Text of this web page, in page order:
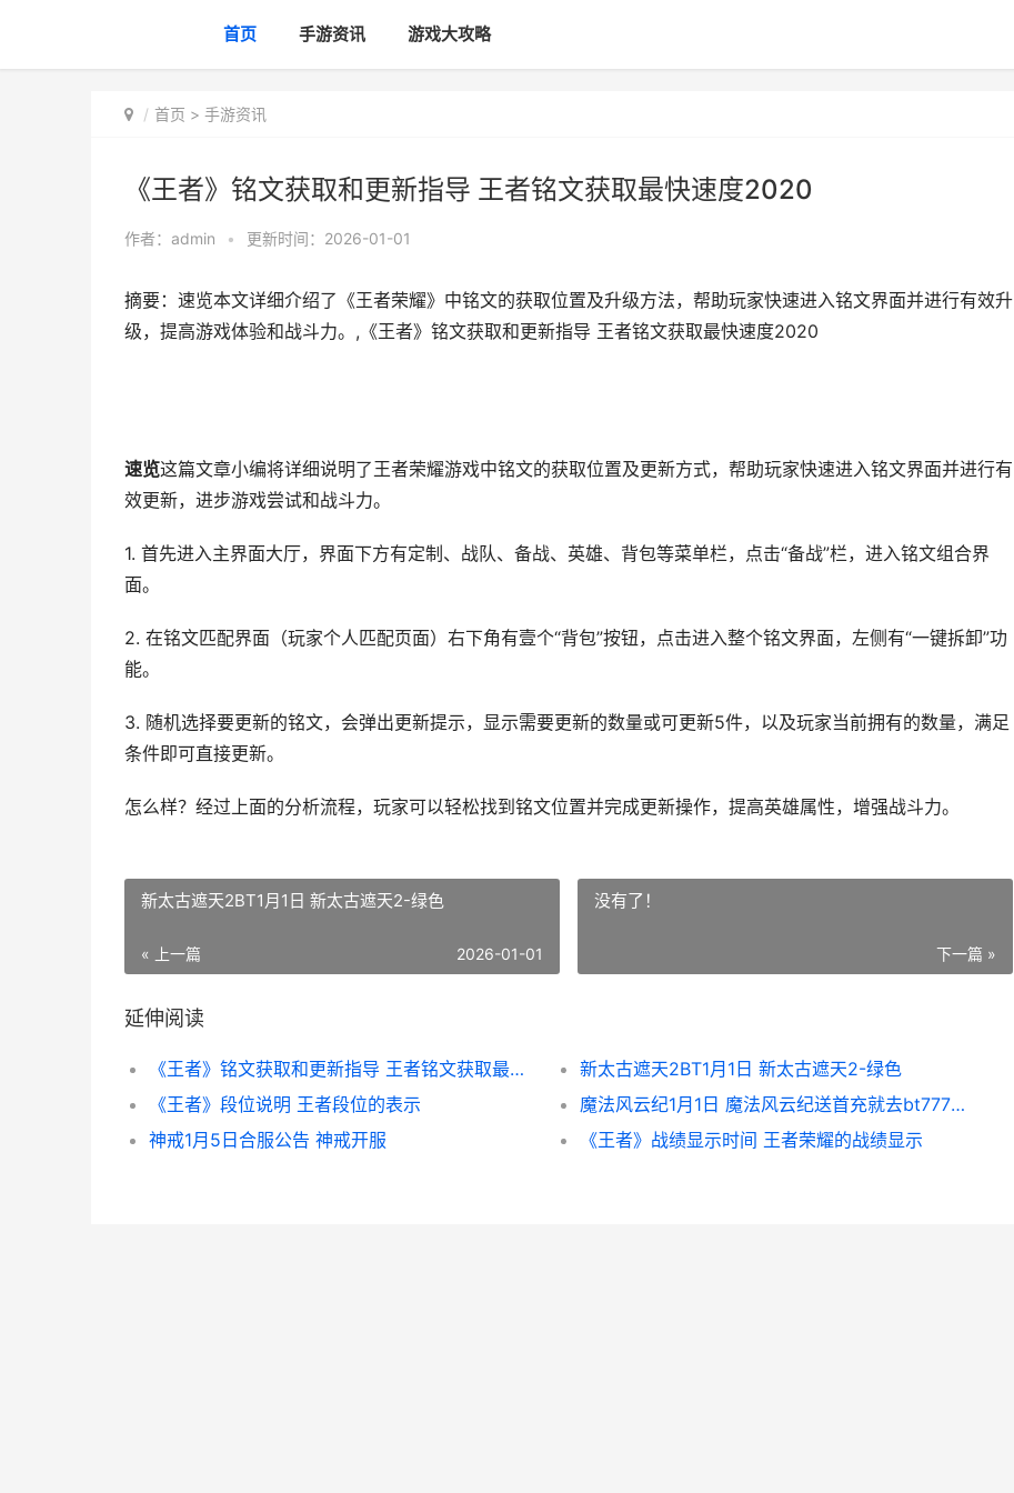
首页 手游资讯 游戏大攻略
首页 > 手游资讯
《王者》铭文获取和更新指导 王者铭文获取最快速度2020
作者： admin • 更新时间：2026-01-01
摘要：速览本文详细介绍了《王者荣耀》中铭文的获取位置及升级方法，帮助玩家快速进入铭文界面并进行有效升
级，提高游戏体验和战斗力。,《王者》铭文获取和更新指导 王者铭文获取最快速度2020
速览这篇文章小编将详细说明了王者荣耀游戏中铭文的获取位置及更新方式，帮助玩家快速进入铭文界面并进行有
效更新，进步游戏尝试和战斗力。
1. 首先进入主界面大厅，界面下方有定制、战队、备战、英雄、背包等菜单栏，点击“备战”栏，进入铭文组合界
面。
2. 在铭文匹配界面（玩家个人匹配页面）右下角有壹个“背包”按钮，点击进入整个铭文界面，左侧有“一键拆卸”功
能。
3. 随机选择要更新的铭文，会弹出更新提示，显示需要更新的数量或可更新5件，以及玩家当前拥有的数量，满足
条件即可直接更新。
怎么样？经过上面的分析流程，玩家可以轻松找到铭文位置并完成更新操作，提高英雄属性，增强战斗力。
新太古遮天2BT1月1日 新太古遮天2-绿色
« 上一篇 2026-01-01
没有了！
下一篇 »
延伸阅读
《王者》铭文获取和更新指导 王者铭文获取最快速度2020
新太古遮天2BT1月1日 新太古遮天2-绿色
《王者》段位说明 王者段位的表示
魔法风云纪1月1日 魔法风云纪送首充就去bt777平台公益服最强福利17
神戒1月5日合服公告 神戒开服
《王者》战绩显示时间 王者荣耀的战绩显示